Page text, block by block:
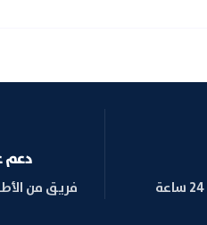
دعم
فريق من